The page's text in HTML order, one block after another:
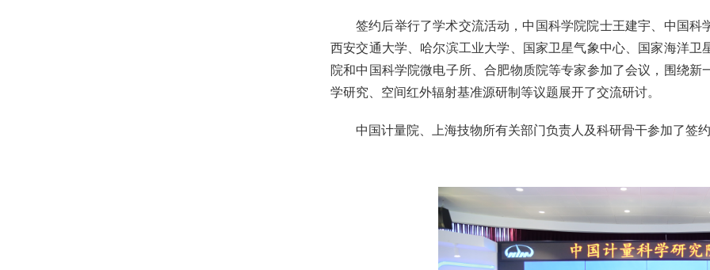
签约后举行了学术交流活动，中国科学院院士王建宇、中国
西安交通大学、哈尔滨工业大学、国家卫星气象中心、国家海洋
院和中国科学院微电子所、合肥物质院等专家参加了会议，围绕
学研究、空间红外辐射基准源研制等议题展开了交流研讨。
中国计量院、上海技物所有关部门负责人及科研骨干参加了签